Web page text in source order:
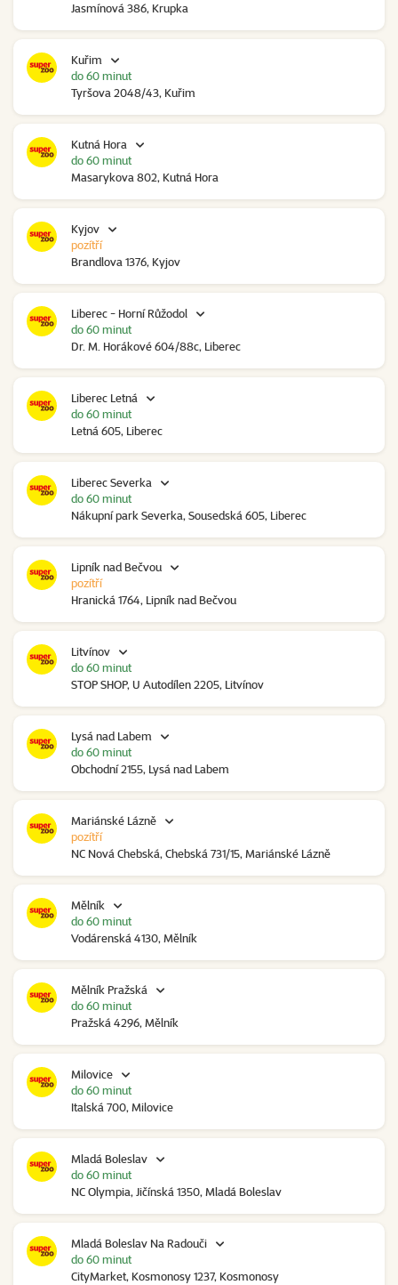
Jasmínová 386, Krupka
Kuřim
Tyršova 2048/43, Kuřim
do 60 minut
Kutná Hora
Masarykova 802, Kutná Hora
do 60 minut
Kyjov
Brandlova 1376, Kyjov
pozítří
Liberec - Horní Růžodol
Dr. M. Horákové 604/88c, Liberec
do 60 minut
Liberec Letná
Letná 605, Liberec
do 60 minut
Liberec Severka
Nákupní park Severka, Sousedská 605, Liberec
do 60 minut
Lipník nad Bečvou
Hranická 1764, Lipník nad Bečvou
pozítří
Litvínov
STOP SHOP, U Autodílen 2205, Litvínov
do 60 minut
Lysá nad Labem
Obchodní 2155, Lysá nad Labem
do 60 minut
Mariánské Lázně
NC Nová Chebská, Chebská 731/15, Mariánské Lázně
pozítří
Mělník
Vodárenská 4130, Mělník
do 60 minut
Mělník Pražská
Pražská 4296, Mělník
do 60 minut
Milovice
Italská 700, Milovice
do 60 minut
Mladá Boleslav
NC Olympia, Jičínská 1350, Mladá Boleslav
do 60 minut
Mladá Boleslav Na Radouči
CityMarket, Kosmonosy 1237, Kosmonosy
do 60 minut